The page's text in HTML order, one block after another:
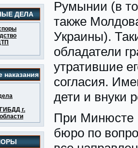
ДЕЛА
наказания
г.
Румынии (в
также
Украины).
обладатели
утратившие
согласия.
дети и внуки
При Минюсте
бюро по